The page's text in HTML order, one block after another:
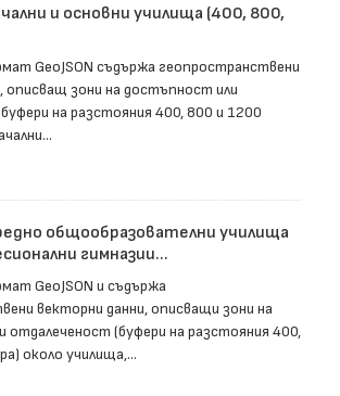
и основни училища (400, 800,
GeoJSON съдържа геопространствени
описващ зони на достъпност или
на разстояния 400, 800 и 1200
общообразователни училища
гимназии...
GeoJSON и съдържа
векторни данни, описващи зони на
отдалеченост (буфери на разстояния 400,
около училища,...